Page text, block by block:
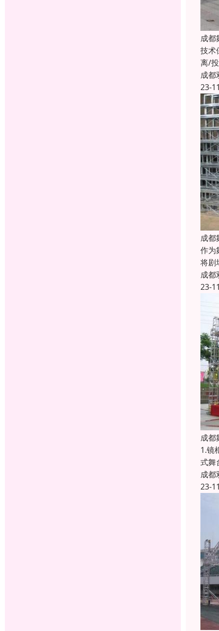
成都
技术
离/
成都
23-
成都
作为
将剧
成都
23-
成都
1.镜
式舞
成都
23-